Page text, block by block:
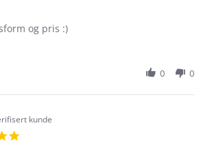
og pris :)
0 0
kunde